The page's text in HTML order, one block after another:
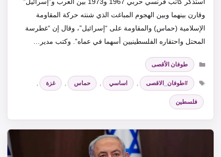
وقارن بينهما وبين الهجوم المباغت الذي شنته حركة المقاومة
الإسلامية (حماس) والمقاومة على “إسرائيل”، وقال إن “غطرسة
المحتل واحتقاره الفلسطينيين أسهما في عماه”. وكتب مدير…
التصنيفات
طوفان الأقصى
الوسوم
#طوفان_الاقصى , اساسي , حماس , غزة ,
فلسطين